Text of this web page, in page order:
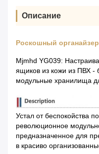
Описание
Роскошный
Mjmhd YG039:
ящиков из кожи из ПВХ -
модульные хранилища
Устал от беспокойства
революционное
предназначенное для
в красиво